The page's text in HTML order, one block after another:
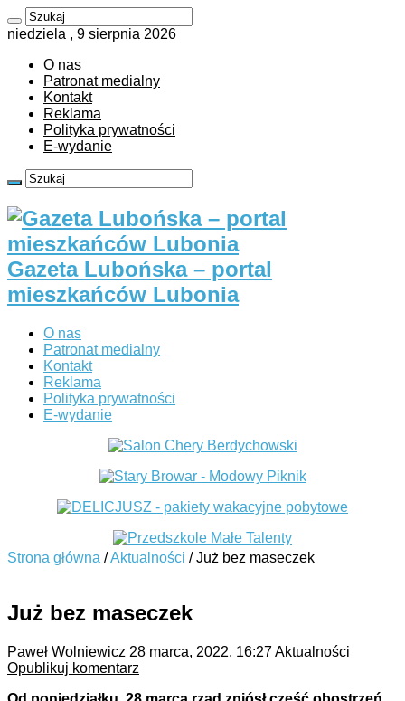
niedziela , 9 sierpnia 2026
O nas
Patronat medialny
Kontakt
Reklama
Polityka prywatności
E-wydanie
Gazeta Lubońska – portal
mieszkańców Lubonia
O nas
Patronat medialny
Kontakt
Reklama
Polityka prywatności
E-wydanie
Strona główna /Aktualności / Już bez maseczek
Już bez maseczek
Paweł Wolniewicz 28 marca, 2022, 16:27Aktualności
Opublikuj komentarz